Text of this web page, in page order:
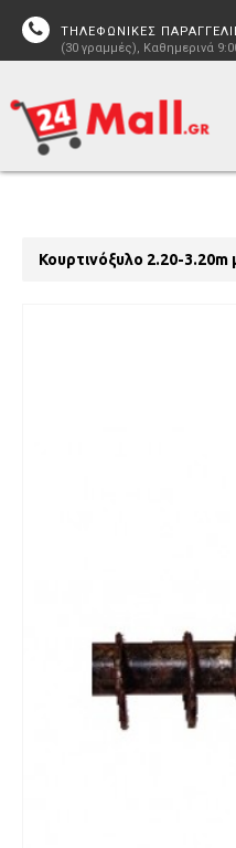
ΤΗΛΕΦΩΝΙΚΕΣ
(30 γραμμές), Καθημερινά
Κουρτινόξυλο 2.20-3.20m